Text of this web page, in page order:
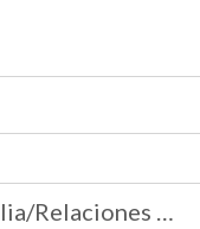
Tribunal de Familia/Relaciones Domésticas